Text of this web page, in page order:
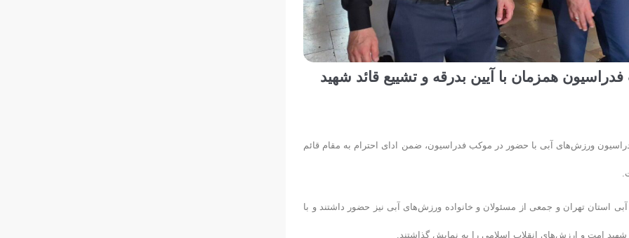
همزمان با آیین بدرقه و تشییع قائد شهید
ورزش‌های آبی با حضور در موکب فدراسیون، ضمن ادای احترام به مقام قائم
استان تهران و جمعی از مسئولان و خانواده ورزش‌های آبی نیز حضور داشتند و با
امت و ارزش‌های انقلاب اسلامی را به نمایش گذاشتند.